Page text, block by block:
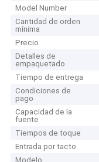
Model Number
Cantidad de orden
mínima
Precio
Detalles de
empaquetado
Tiempo de entrega
Condiciones de
pago
Capacidad de la
fuente
Tiempos de toque
Entrada por tacto
Modelo